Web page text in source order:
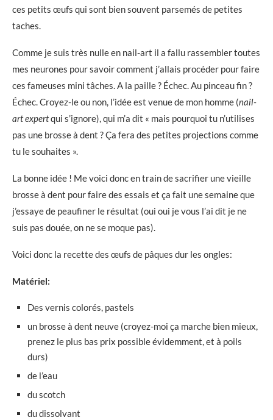
ces petits œufs qui sont bien souvent parsemés de petites
taches.
Comme je suis très nulle en nail-art il a fallu rassembler toutes
mes neurones pour savoir comment j’allais procéder pour faire
ces fameuses mini tâches. A la paille ? Échec. Au pinceau fin ?
Échec. Croyez-le ou non, l’idée est venue de mon homme (nail-
art expertqui s’ignore), qui m’a dit « mais pourquoi tu n’utilises
pas une brosse à dent ? Ça fera des petites projections comme
tu le souhaites ».
La bonne idée ! Me voici donc en train de sacrifier une vieille
brosse à dent pour faire des essais et ça fait une semaine que
j’essaye de peaufiner le résultat (oui oui je vous l’ai dit je ne
suis pas douée, on ne se moque pas).
Voici donc la recette des œufs de pâques dur les ongles:
Matériel:
Des vernis colorés, pastels
un brosse à dent neuve (croyez-moi ça marche bien mieux,
prenez le plus bas prix possible évidemment, et à poils
durs)
de l’eau
du scotch
du dissolvant